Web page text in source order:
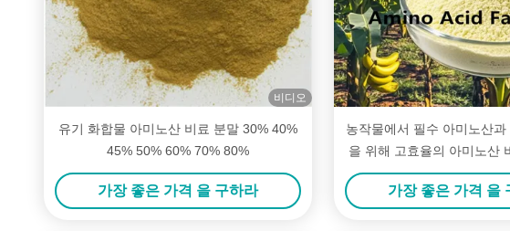
비디오
유기 화합물 아미노산 비료 분말 30% 40%
45% 50% 60% 70% 80%
가장 좋은 가격 을 구하라
농작물에서 필수 아미노산과
을 위해 고효율의 아미노산
가장 좋은 가격 을